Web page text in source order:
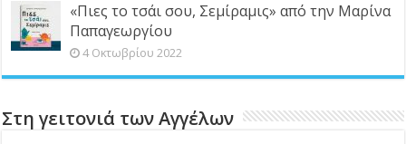
«Πιες το τσάι σου, Σεμίραμις» από την Μαρίνα
Παπαγεωργίου
4 Οκτωβρίου 2022
Στη γειτονιά των Αγγέλων